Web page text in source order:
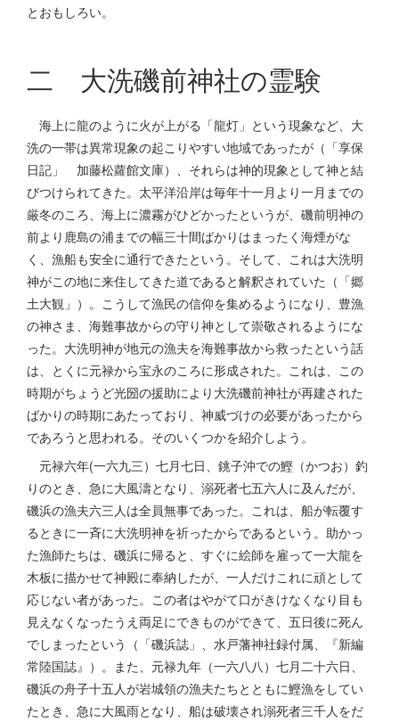
とおもしろい。
二 大洗磯前神社の霊験
海上に龍のように火が上がる「龍灯」という現象など、大
洗の一帯は異常現象の起こりやすい地域であったが（「享保
日記」 加藤松蘿館文庫）、それらは神的現象として神と結
びつけられてきた。太平洋沿岸は毎年十一月より一月までの
厳冬のころ、海上に濃霧がひどかったというが、磯前明神の
前より鹿島の浦までの幅三十間ばかりはまったく海煙がな
く、漁船も安全に通行できたという。そして、これは大洗明
神がこの地に来住してきた道であると解釈されていた（「郷
土大観」）。こうして漁民の信仰を集めるようになり、豊漁
の神さま、海難事故からの守り神として崇敬されるようにな
った。大洗明神が地元の漁夫を海難事故から救ったという話
は、とくに元禄から宝永のころに形成された。これは、この
時期がちょうど光圀の援助により大洗磯前神社が再建された
ばかりの時期にあたっており、神威づけの必要があったから
であろうと思われる。そのいくつかを紹介しよう。
元禄六年(一六九三）七月七日、銚子沖での鰹（かつお）釣
りのとき、急に大風濤となり、溺死者七五六人に及んだが、
磯浜の漁夫六三人は全員無事であった。これは、船が転覆す
るときに一斉に大洗明神を祈ったからであるという。助かっ
た漁師たちは、磯浜に帰ると、すぐに絵師を雇って一大龍を
木板に描かせて神殿に奉納したが、一人だけこれに頑として
応じない者があった。この者はやがて口がきけなくなり目も
見えなくなったうえ両足にできものができて、五日後に死ん
でしまったという（「磯浜誌」、水戸藩神社録付属、『新編
常陸国誌』）。また、元禄九年（一六八八）七月二十六日、
磯浜の舟子十五人が岩城領の漁夫たちとともに鰹漁をしてい
たとき、急に大風雨となり、船は破壊され溺死者三千人をだ